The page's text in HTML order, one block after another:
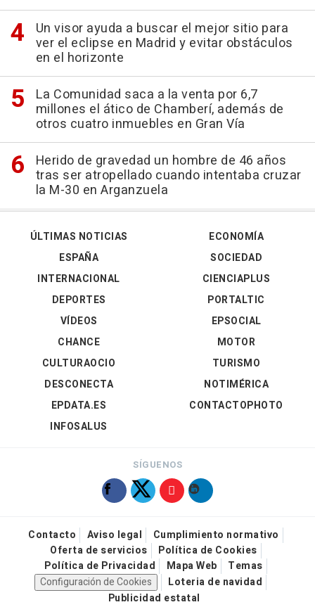
Un visor ayuda a buscar el mejor sitio para
ver el eclipse en Madrid y evitar obstáculos
en el horizonte
La Comunidad saca a la venta por 6,7
millones el ático de Chamberí, además de
otros cuatro inmuebles en Gran Vía
Herido de gravedad un hombre de 46 años
tras ser atropellado cuando intentaba cruzar
la M-30 en Arganzuela
ÚLTIMAS NOTICIAS
ESPAÑA
INTERNACIONAL
DEPORTES
VÍDEOS
ECONOMÍA
SOCIEDAD
CIENCIAPLUS
PORTALTIC
EPSOCIAL
CHANCE
CULTURAOCIO
DESCONECTA
EPDATA.ES
INFOSALUS
MOTOR
TURISMO
NOTIMÉRICA
CONTACTOPHOTO
SÍGUENOS
Contacto Aviso legal
Cumplimiento normativo
Oferta de servicios
Política de Cookies
Política de Privacidad
Mapa Web
Temas
Configuración de Cookies
Loteria de navidad
Publicidad estatal